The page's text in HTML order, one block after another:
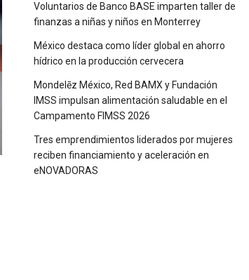
Voluntarios de Banco BASE imparten taller de
finanzas a niñas y niños en Monterrey
México destaca como líder global en ahorro
hídrico en la producción cervecera
Mondelēz México, Red BAMX y Fundación
IMSS impulsan alimentación saludable en el
Campamento FIMSS 2026
Tres emprendimientos liderados por mujeres
reciben financiamiento y aceleración en
eNOVADORAS